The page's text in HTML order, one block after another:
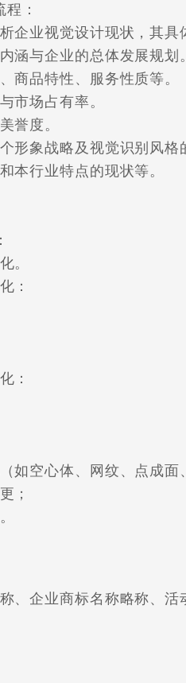
：
业视觉设计现状，其具
与企业的总体发展规划。
品特性、服务性质等。
场占有率。
度。
象战略及视觉识别风格
行业特点的现状等。
。
：
：
空心体、网纹、点成面
；
企业商标名称略称、活